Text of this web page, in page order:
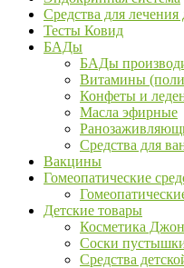
Средства для
Тесты Ковид
БАДы
БАДы
Витамины
Конфеты и
Масла эфирные
Средства для
Вакцины
Гомеопатические
Детские товары
Косметика
Соски
Средства